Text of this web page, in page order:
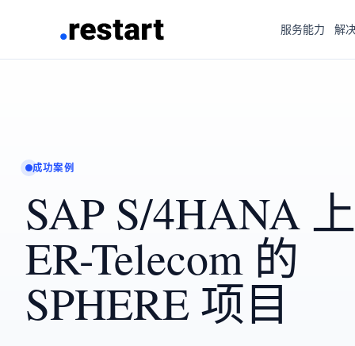
服务能力 解
成功案例
SAP S/4HANA
ER-Telecom 的
SPHERE 项目